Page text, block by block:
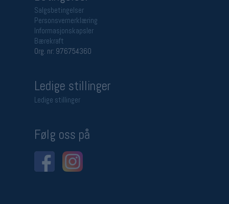
Salgsbetingelser
Personsvernerklæring
Informasjonskapsler
Bærekraft
Org. nr: 976754360
Ledige stillinger
Ledige stillinger
Følg oss på